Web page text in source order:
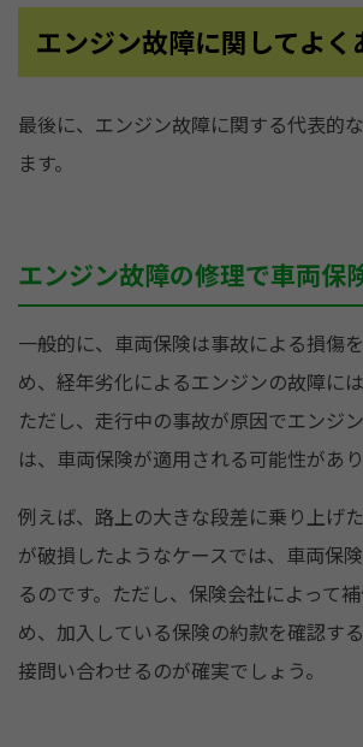
エンジン故障に関してよく
最後に、エンジン故障に関する代表的
ます。
エンジン故障の修理で車両保
一般的に、車両保険は事故による損傷
め、経年劣化によるエンジンの故障に
ただし、走行中の事故が原因でエンジ
は、車両保険が適用される可能性があり
例えば、路上の大きな段差に乗り上げ
が破損したようなケースでは、車両保
るのです。ただし、保険会社によって
め、加入している保険の約款を確認す
接問い合わせるのが確実でしょう。